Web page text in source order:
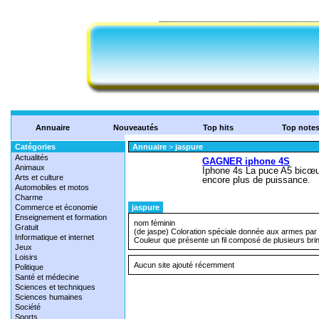
Annuaire Nouveautés Top hits Top notes
Catégories
Actualités
Animaux
Arts et culture
Automobiles et motos
Charme
Commerce et économie
Enseignement et formation
Gratuit
Informatique et internet
Jeux
Loisirs
Politique
Santé et médecine
Sciences et techniques
Sciences humaines
Société
Sports
Annuaire > jaspure
jaspure
nom féminin
(de jaspe) Coloration spéciale donnée aux armes
Couleur que présente un fil composé de plusieurs
Aucun site ajouté récemment